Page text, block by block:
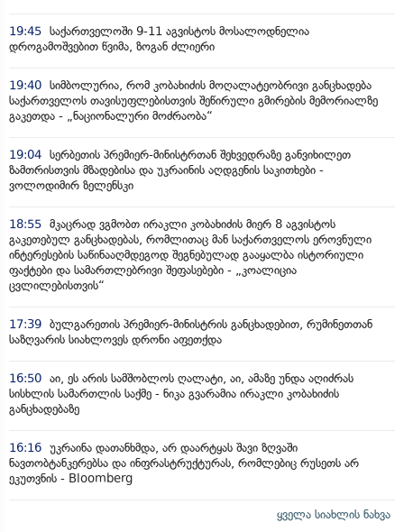
19:45 საქართველოში 9-11 აგვისტოს მოსალოდნელია
დროგამოშვებით წვიმა, ზოგან ძლიერი
19:40 სიმბოლურია, რომ კობახიძის მოღალატეობრივი განცხადება
საქართველოს თავისუფლებისთვის შეწირული გმირების მემორიალზე
გაკეთდა - „ნაციონალური მოძრაობა“
19:04 სერბეთის პრემიერ-მინისტრთან შეხვედრაზე განვიხილეთ
ზამთრისთვის მზადებისა და უკრაინის აღდგენის საკითხები -
ვოლოდიმირ ზელენსკი
18:55 მკაცრად ვგმობთ ირაკლი კობახიძის მიერ 8 აგვისტოს
გაკეთებულ განცხადებას, რომლითაც მან საქართველოს ეროვნული
ინტერესების საწინააღმდეგოდ შეგნებულად გააყალბა ისტორიული
ფაქტები და სამართლებრივი შეფასებები - „კოალიცია
ცვლილებისთვის“
17:39 ბულგარეთის პრემიერ-მინისტრის განცხადებით, რუმინეთთან
საზღვარის სიახლოვეს დრონი აფეთქდა
16:50 აი, ეს არის სამშობლოს ღალატი, აი, ამაზე უნდა აღიძრას
სისხლის სამართლის საქმე - ნიკა გვარამია ირაკლი კობახიძის
განცხადებაზე
16:16 უკრაინა დათანხმდა, არ დაარტყას შავი ზღვაში
ნავთობტანკერებსა და ინფრასტრუქტურას, რომლებიც რუსეთს არ
ეკუთვნის - Bloomberg
ყველა სიახლის ნახვა